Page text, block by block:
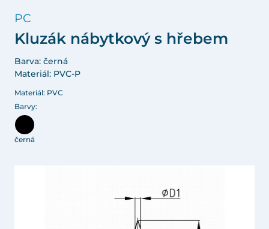
PC
Kluzák nábytkový s hřebem
Barva: černá
Materiál: PVC-P
Materiál: PVC
Barvy:
černá